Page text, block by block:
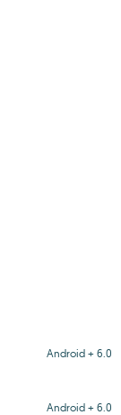
Android + 6.0
Android + 6.0